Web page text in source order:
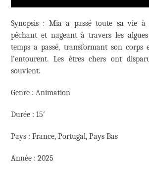
Synopsis : Mia a passé toute sa vie à
pêchant et nageant à travers les
temps a passé, transformant son corps
l’entourent. Les êtres chers ont
souvient.
Genre : Animation
Durée : 15′
Pays : France, Portugal, Pays Bas
Année : 2025